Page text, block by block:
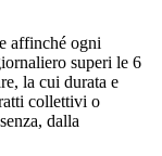
affinché ogni
superi le 6
la cui durata e
collettivi o
dalla